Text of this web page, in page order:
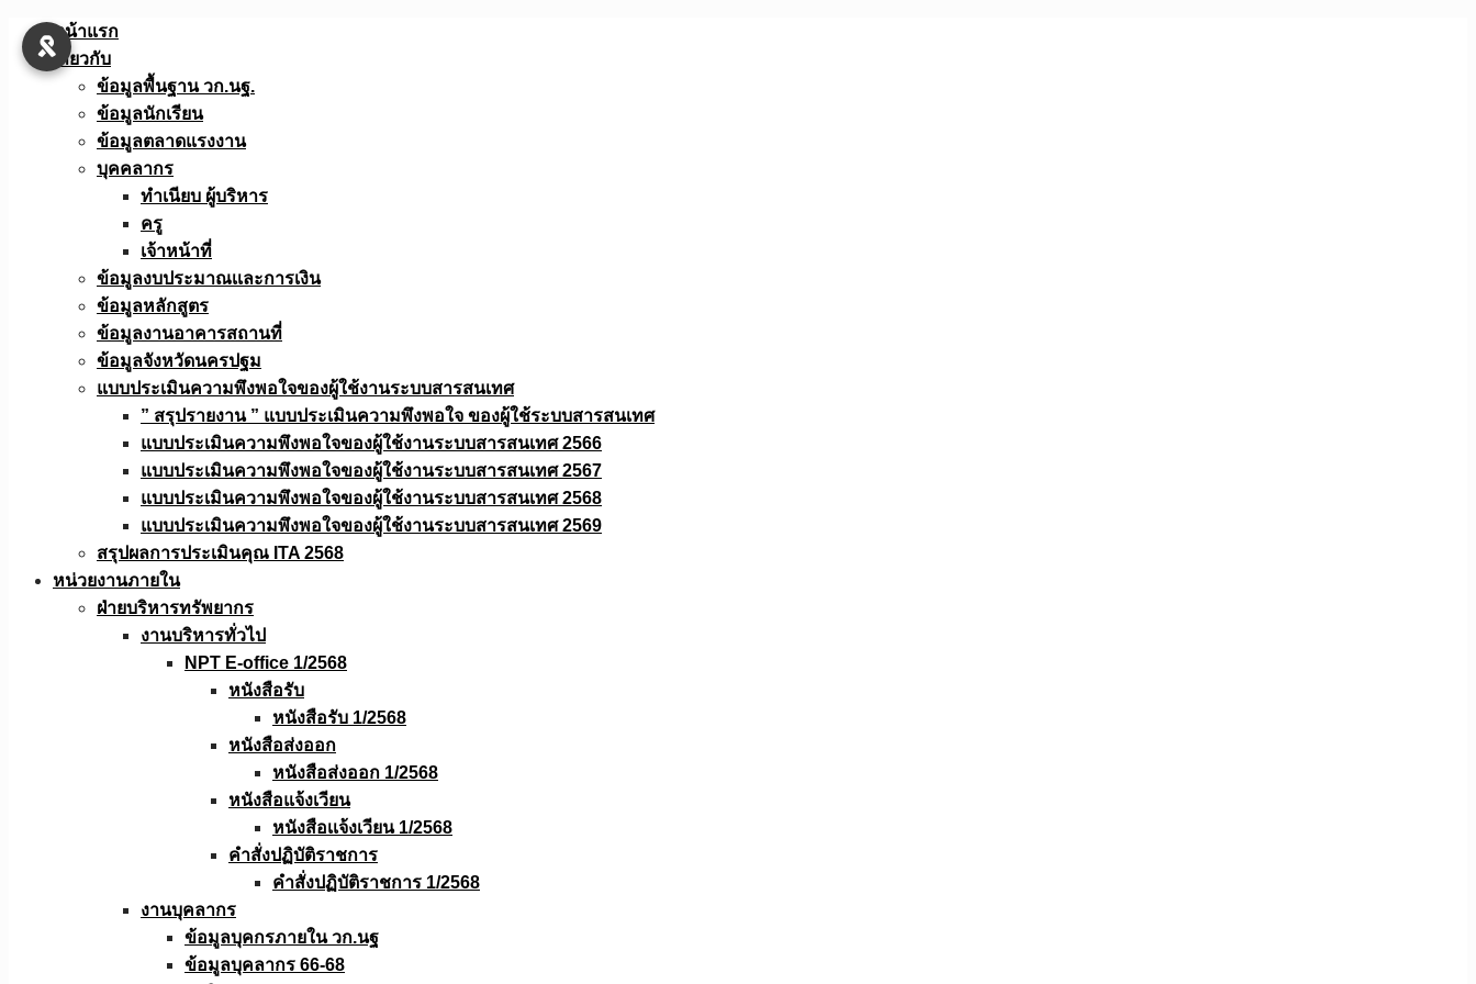
Skip
หน้าแรก
เกี่ยวกับ
ข้อมูลพื้นฐาน วก.นฐ.
ข้อมูลนักเรียน
ข้อมูลตลาดแรงงาน
บุคคลากร
ทำเนียบ ผู้บริหาร
ครู
เจ้าหน้าที่
ข้อมูลงบประมาณเเละการเงิน
ข้อมูลหลักสูตร
ข้อมูลงานอาคารสถานที่
ข้อมูลจังหวัดนครปฐม
แบบประเมินความพึงพอใจของผู้ใช้งานระบบสารสนเทศ
” สรุปรายงาน ” แบบประเมินความพึงพอใจ ของผู้ใช้ระบบสารสนเทศ
แบบประเมินความพึงพอใจของผู้ใช้งานระบบสารสนเทศ 2566
แบบประเมินความพึงพอใจของผู้ใช้งานระบบสารสนเทศ 2567
แบบประเมินความพึงพอใจของผู้ใช้งานระบบสารสนเทศ 2568
แบบประเมินความพึงพอใจของผู้ใช้งานระบบสารสนเทศ 2569
สรุปผลการประเมินคุณ ITA 2568
หน่วยงานภายใน
ฝ่ายบริหารทรัพยากร
งานบริหารทั่วไป
NPT E-office 1/2568
หนังสือรับ
หนังสือรับ 1/2568
หนังสือส่งออก
หนังสือส่งออก 1/2568
หนังสือแจ้งเวียน
หนังสือเเจ้งเวียน 1/2568
คำสั่งปฏิบัติราชการ
คำสั่งปฏิบัติราชการ 1/2568
งานบุคลากร
ข้อมูลบุคกรภายใน วก.นฐ
ข้อมูลบุคลากร 66-68